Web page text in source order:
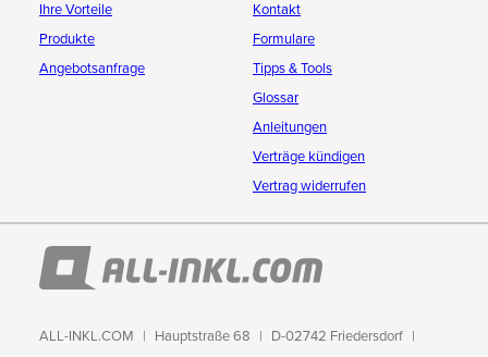
Ihre Vorteile
Produkte
Angebotsanfrage
Kontakt
Formulare
Tipps & Tools
Glossar
Anleitungen
Verträge kündigen
Vertrag widerrufen
ALL-INKL.COM Hauptstraße 68
D-02742 Friedersdorf